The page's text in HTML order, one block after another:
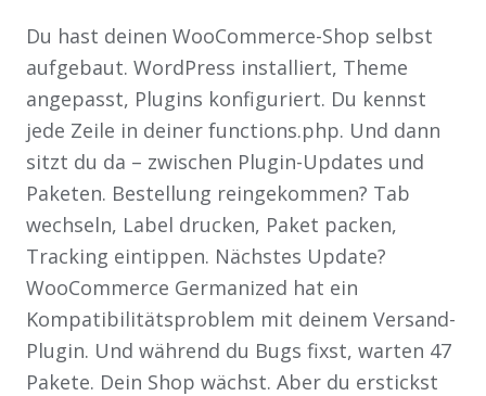
Du hast deinen WooCommerce-Shop selbst
aufgebaut. WordPress installiert, Theme
angepasst, Plugins konfiguriert. Du kennst
jede Zeile in deiner functions.php. Und dann
sitzt du da – zwischen Plugin-Updates und
Paketen. Bestellung reingekommen? Tab
wechseln, Label drucken, Paket packen,
Tracking eintippen. Nächstes Update?
WooCommerce Germanized hat ein
Kompatibilitätsproblem mit deinem Versand-
Plugin. Und während du Bugs fixst, warten 47
Pakete. Dein Shop wächst. Aber du erstickst